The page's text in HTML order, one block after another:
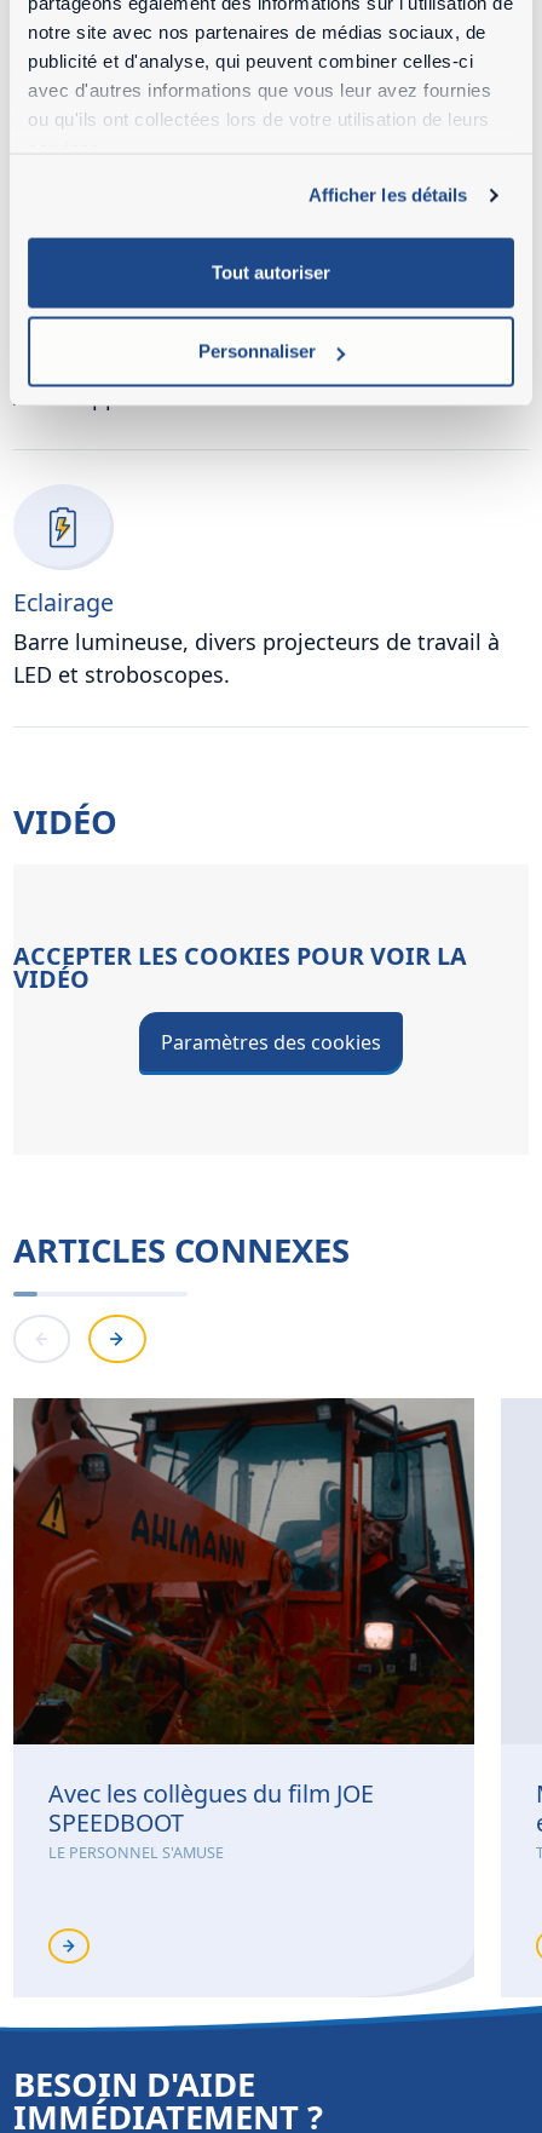
notre site avec nos partenaires de médias sociaux, de
publicité et d'analyse, qui peuvent combiner celles-ci
avec d'autres informations que vous leur avez fournies
ou qu'ils ont collectées lors de votre utilisation de leurs
Afficher les détails
Tout autoriser
Personnaliser
Pneus
Avec support sabot.
Eclairage
Barre lumineuse, divers projecteurs de travail à
LED et stroboscopes.
VIDÉO
ACCEPTER LES COOKIES POUR VOIR LA
VIDÉO
Paramètres des cookies
ARTICLES CONNEXES
Avec les collègues du film JOE
SPEEDBOOT
LE PERSONNEL S'AMUSE
BESOIN D'AIDE
IMMÉDIATEMENT ?